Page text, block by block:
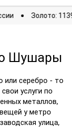
России
Шушары
или серебро - то
услуги по
металлов,
у метро
улица,